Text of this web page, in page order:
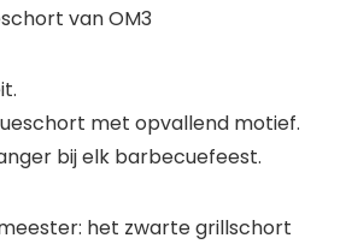
van OM3
met opvallend motief.
bij elk barbecuefeest.
het zwarte grillschort